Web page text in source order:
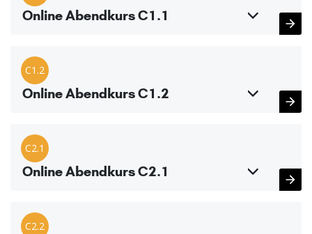
Online Abendkurs C1.1
C1.2
Online Abendkurs C1.2
C2.1
Online Abendkurs C2.1
C2.2